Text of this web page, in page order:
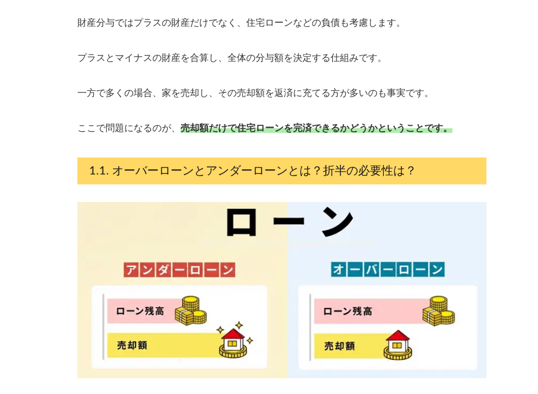
財産分与ではプラスの財産だけでなく、住宅ローンなどの負債も考慮します。
プラスとマイナスの財産を合算し、全体の分与額を決定する仕組みです。
一方で多くの場合、家を売却し、その売却額を返済に充てる方が多いのも事実です。
ここで問題になるのが、 売却額だけで住宅ローンを完済できるかどうかということです。
オーバーローンとアンダーローンとは？折半の必要性は？